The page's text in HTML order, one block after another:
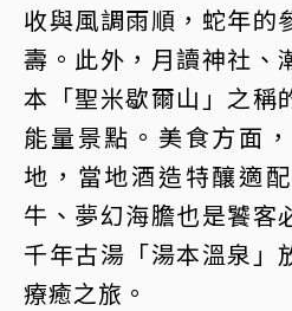
收與風調雨順，蛇年的
壽。此外，月讀神社、
本「聖米歇爾山」之稱
能量景點。美食方面
地，當地酒造特釀適配
牛、夢幻海膽也是饕客
千年古湯「湯本溫泉」
療癒之旅。